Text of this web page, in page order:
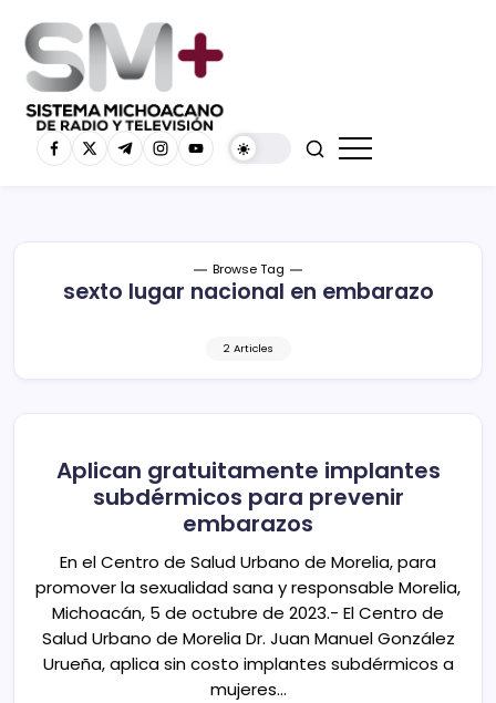
Browse Tag
sexto lugar nacional en embarazo
2 Articles
Aplican gratuitamente implantes
subdérmicos para prevenir
embarazos
En el Centro de Salud Urbano de Morelia, para
promover la sexualidad sana y responsable Morelia,
Michoacán, 5 de octubre de 2023.- El Centro de
Salud Urbano de Morelia Dr. Juan Manuel González
Urueña, aplica sin costo implantes subdérmicos a
mujeres…